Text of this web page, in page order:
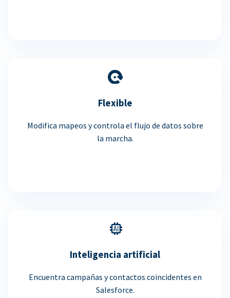
Flexible
Modifica mapeos y controla el flujo de datos sobre
la marcha.
Inteligencia artificial
Encuentra campañas y contactos coincidentes en
Salesforce.